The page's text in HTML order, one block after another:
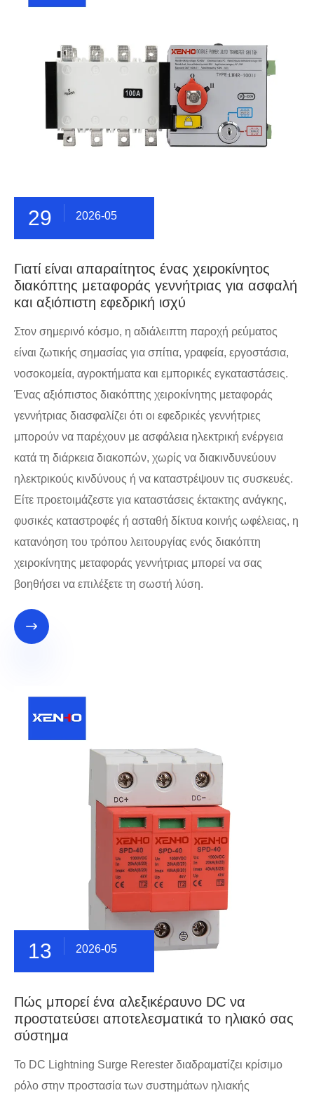
29 2026-05
Γιατί είναι απαραίτητος ένας χειροκίνητος
διακόπτης μεταφοράς γεννήτριας για ασφαλή
και αξιόπιστη εφεδρική ισχύ
Στον σημερινό κόσμο, η αδιάλειπτη παροχή ρεύματος
είναι ζωτικής σημασίας για σπίτια, γραφεία, εργοστάσια,
νοσοκομεία, αγροκτήματα και εμπορικές εγκαταστάσεις.
Ένας αξιόπιστος διακόπτης χειροκίνητης μεταφοράς
γεννήτριας διασφαλίζει ότι οι εφεδρικές γεννήτριες
μπορούν να παρέχουν με ασφάλεια ηλεκτρική ενέργεια
κατά τη διάρκεια διακοπών, χωρίς να διακινδυνεύουν
ηλεκτρικούς κινδύνους ή να καταστρέψουν τις συσκευές.
Είτε προετοιμάζεστε για καταστάσεις έκτακτης ανάγκης,
φυσικές καταστροφές ή ασταθή δίκτυα κοινής ωφέλειας, η
κατανόηση του τρόπου λειτουργίας ενός διακόπτη
χειροκίνητης μεταφοράς γεννήτριας μπορεί να σας
βοηθήσει να επιλέξετε τη σωστή λύση.

13 2026-05
Πώς μπορεί ένα αλεξικέραυνο DC να
προστατεύσει αποτελεσματικά το ηλιακό σας
σύστημα
Το DC Lightning Surge Rerester διαδραματίζει κρίσιμο
ρόλο στην προστασία των συστημάτων ηλιακής